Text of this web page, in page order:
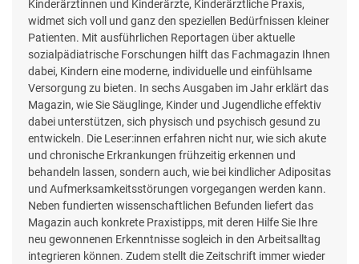
Kinderärztinnen und Kinderärzte, Kinderärztliche Praxis,
widmet sich voll und ganz den speziellen Bedürfnissen kleiner
Patienten. Mit ausführlichen Reportagen über aktuelle
sozialpädiatrische Forschungen hilft das Fachmagazin Ihnen
dabei, Kindern eine moderne, individuelle und einfühlsame
Versorgung zu bieten. In sechs Ausgaben im Jahr erklärt das
Magazin, wie Sie Säuglinge, Kinder und Jugendliche effektiv
dabei unterstützen, sich physisch und psychisch gesund zu
entwickeln. Die Leser:innen erfahren nicht nur, wie sich akute
und chronische Erkrankungen frühzeitig erkennen und
behandeln lassen, sondern auch, wie bei kindlicher Adipositas
und Aufmerksamkeitsstörungen vorgegangen werden kann.
Neben fundierten wissenschaftlichen Befunden liefert das
Magazin auch konkrete Praxistipps, mit deren Hilfe Sie Ihre
neu gewonnenen Erkenntnisse sogleich in den Arbeitsalltag
integrieren können. Zudem stellt die Zeitschrift immer wieder